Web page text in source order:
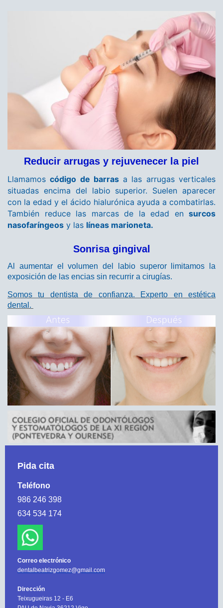
Reducir arrugas y rejuvenecer la piel
Llamamoscódigo de barrasa las arrugas verticales
situadas encima del labio superior. Suelen aparecer
con la edad y el ácido hialurónica ayuda a combatirlas.
También reduce las marcas de la edad en surcos
nasofaríngeos y las líneas marioneta.
Sonrisa gingival
Al aumentar el volumen del labio superor limitamos la
exposición de las encias sin recurrir a cirugías.
Somos tu dentista de confianza. Experto en estética
dental.
Pida cita
Teléfono
986 246 398
634 534 174
Correo electrónico
dentalbeatrizgomez@gmail.com
Dirección
Teixugueiras 12 - E6